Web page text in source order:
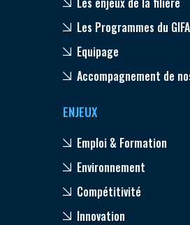
Les Programmes du
Equipage
Accompagnement de
ENJEUX
Emploi & Formation
Environnement
Compétitivité
Innovation